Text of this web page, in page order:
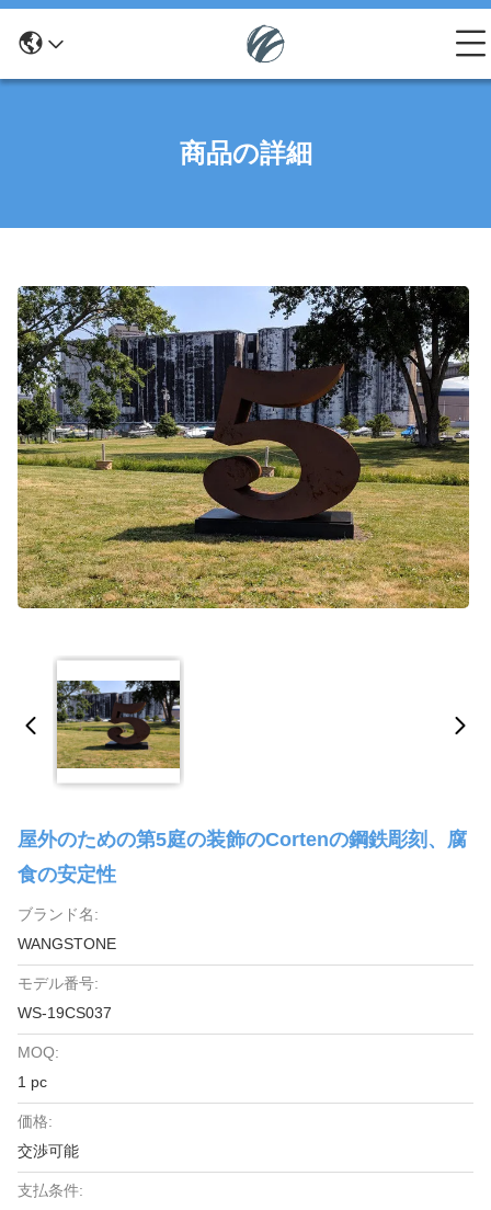
商品の詳細
屋外のための第5庭の装飾のCortenの鋼鉄彫刻、腐
食の安定性
ブランド名:
WANGSTONE
モデル番号:
WS-19CS037
MOQ:
1 pc
価格:
交渉可能
支払条件: